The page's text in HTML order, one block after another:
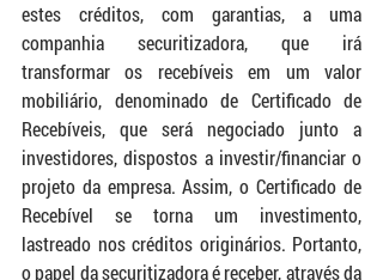
estes créditos, com garantias, a uma
companhia securitizadora, que irá
transformar os recebíveis em um valor
mobiliário, denominado de Certificado de
Recebíveis, que será negociado junto a
investidores, dispostos a investir/financiar o
projeto da empresa. Assim, o Certificado de
Recebível se torna um investimento,
lastreado nos créditos originários. Portanto,
o papel da securitizadora é receber, através da